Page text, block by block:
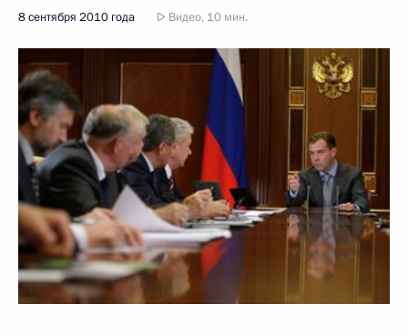
8 сентября 2010 года Видео, 10 мин.